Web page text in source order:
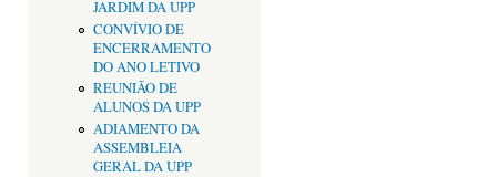
JARDIM DA UPP
CONVÍVIO DE
ENCERRAMENTO
DO ANO LETIVO
REUNIÃO DE
ALUNOS DA UPP
ADIAMENTO DA
ASSEMBLEIA
GERAL DA UPP